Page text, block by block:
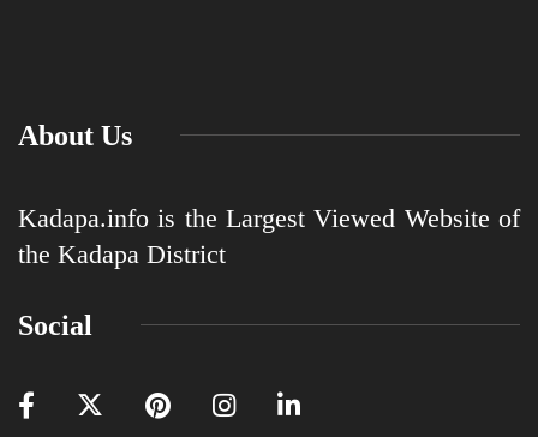
About Us
Kadapa.info is the Largest Viewed Website of
the Kadapa District
Social